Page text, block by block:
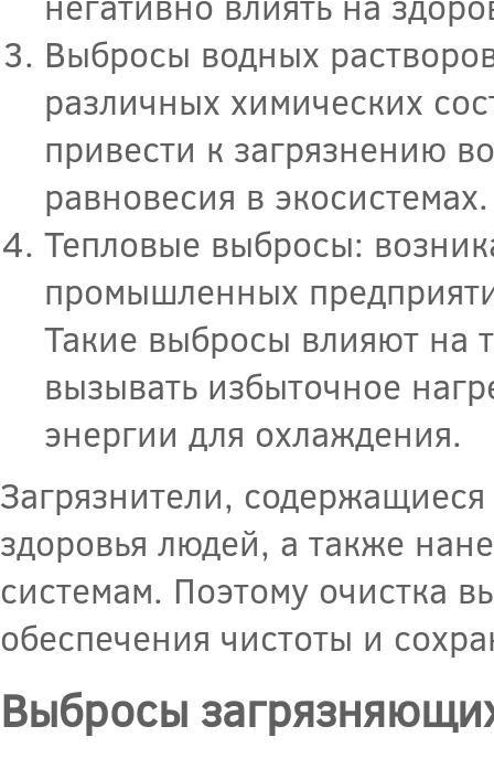
Выбросы водных
различных химических
привести к загрязнению
равновесия в экосистемах.
Тепловые выбросы:
промышленных
Такие выбросы влияют на
вызывать избыточное
энергии для охлаждения.
Загрязнители,
здоровья людей, а также
системам. Поэтому очистка
обеспечения чистоты и
Выбросы